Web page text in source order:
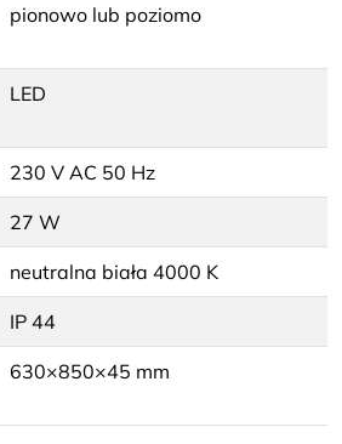
pionowo lub poziomo
LED
230 V AC 50 Hz
27 W
neutralna biała 4000 K
IP 44
630×850×45 mm